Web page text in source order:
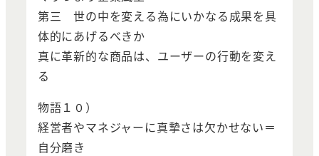
第三 世の中を変える為にいかなる成果を具
体的にあげるべきか
真に革新的な商品は、ユーザーの行動を変え
る
物語１０）
経営者やマネジャーに真摯さは欠かせない＝
自分磨き